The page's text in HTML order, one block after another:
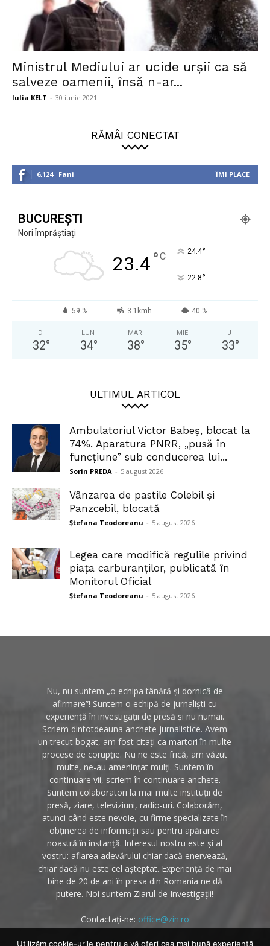
Ministrul Mediului ar ucide urșii ca să
salveze oamenii, însă n-ar...
Iulia KELT - 30 iunie 2021
RĂMÂI CONECTAT
6,124 Fani ÎMI PLACE
BUCUREȘTI
Nori Împrăștiați
23.4°C 24.4°
22.8°
59 % 3.1kmh 40 %
D
32°
LUN
34°
MAR
38°
MIE
35°
J
33°
ULTIMUL ARTICOL
Ambulatoriul Victor Babeș, blocat la
74%. Aparatura PNRR, „pusă în
funcțiune” sub conducerea lui...
Sorin PREDA - 5 august 2026
Vânzarea de pastile Colebil și
Panzcebil, blocată
Ștefana Teodoreanu - 5 august 2026
Legea care modifică regulile privind
piața carburanților, publicată în
Monitorul Oficial
Ștefana Teodoreanu - 5 august 2026
Nu, nu suntem „o echipa tânără și dornică de
afirmare”! Suntem o echipă de jurnaliști cu
experiență în investigații de presă și nu numai.
Scriem dintotdeauna anchete jurnalistice. Avem
un trecut bogat, am fost citați ca martori în multe
procese de corupție. Nu ne este frică, am văzut
multe, ne-au amenințat mulți. Suntem în
continuare vii, scriem în continuare anchete.
Suntem colaboratori la mai multe instituții de
presă, ziare, televiziuni, radio-uri. Colaborăm,
atunci când este nevoie, cu firme specializate în
obținerea de informații sau pentru apărarea
noastră în instanță. Interesul nostru este și al
vostru: aflarea adevărului chiar dacă enervează,
chiar dacă nu este cel așteptat. Experiență de mai
bine de 20 de ani în presa din Romania ne dă
putere. Noi suntem Ziarul de Investigații!
Contactați-ne: office@zin.ro
Utilizăm cookie-urile pentru a vă oferi cea mai bună experiență